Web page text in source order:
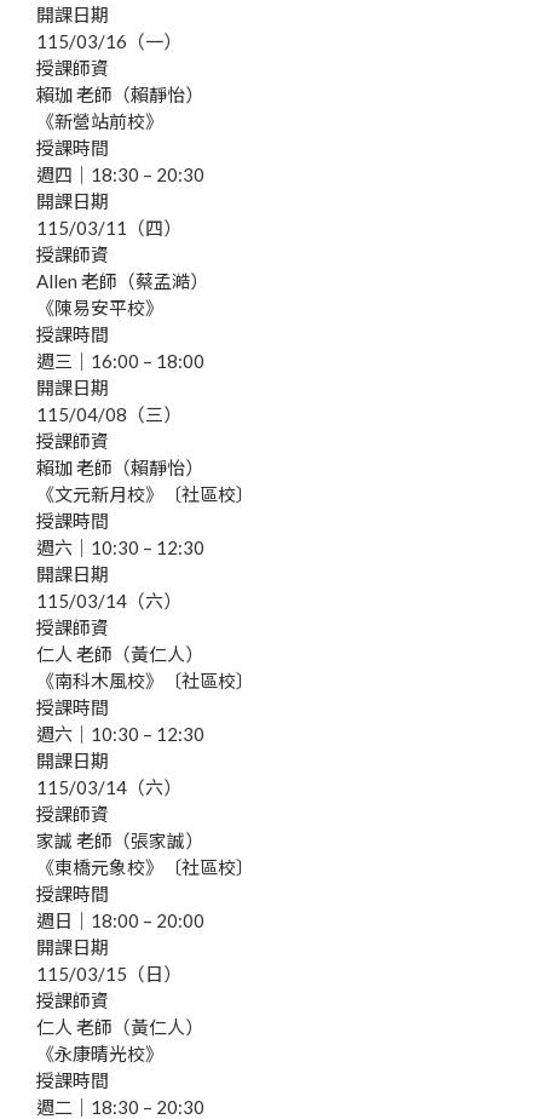
開課日期
115/03/16（一）
授課師資
賴珈 老師（賴靜怡）
《新營站前校》
授課時間
週四｜18:30 – 20:30
開課日期
115/03/11（四）
授課師資
Allen 老師（蔡孟澔）
《陳易安平校》
授課時間
週三｜16:00 – 18:00
開課日期
115/04/08（三）
授課師資
賴珈 老師（賴靜怡）
《文元新月校》〔社區校〕
授課時間
週六｜10:30 – 12:30
開課日期
115/03/14（六）
授課師資
仁人 老師（黃仁人）
《南科木風校》〔社區校〕
授課時間
週六｜10:30 – 12:30
開課日期
115/03/14（六）
授課師資
家誠 老師（張家誠）
《東橋元象校》〔社區校〕
授課時間
週日｜18:00 – 20:00
開課日期
115/03/15（日）
授課師資
仁人 老師（黃仁人）
《永康晴光校》
授課時間
週二｜18:30 – 20:30